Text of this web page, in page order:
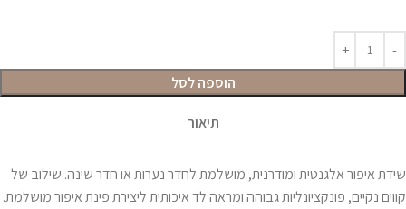
הוספה לסל
תיאור
שידת איפור אלגנטית ומודרנית, מושלמת לחדר נערות או חדר שינה. שילוב של
קווים נקיים, פונקציונליות גבוהה ומראה לד איכותית ליצירת פינת איפור מושלמת.